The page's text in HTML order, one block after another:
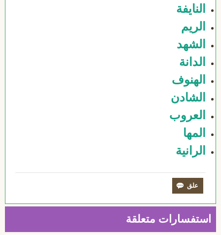
النايفة
الريم
الشهد
الدانة
الهنوف
الشادن
العروب
المها
الرانية
استفسارات متعلقة